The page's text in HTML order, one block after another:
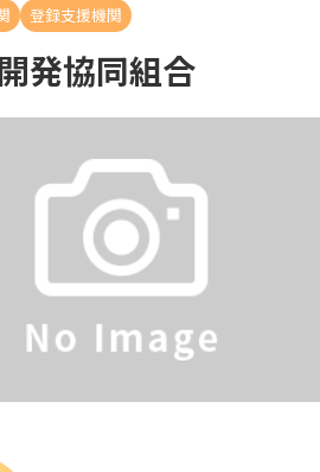
県
の地域
ミャンマー
タイ
ネパール
中国
その他の国籍
登録支援機関
発協同組合